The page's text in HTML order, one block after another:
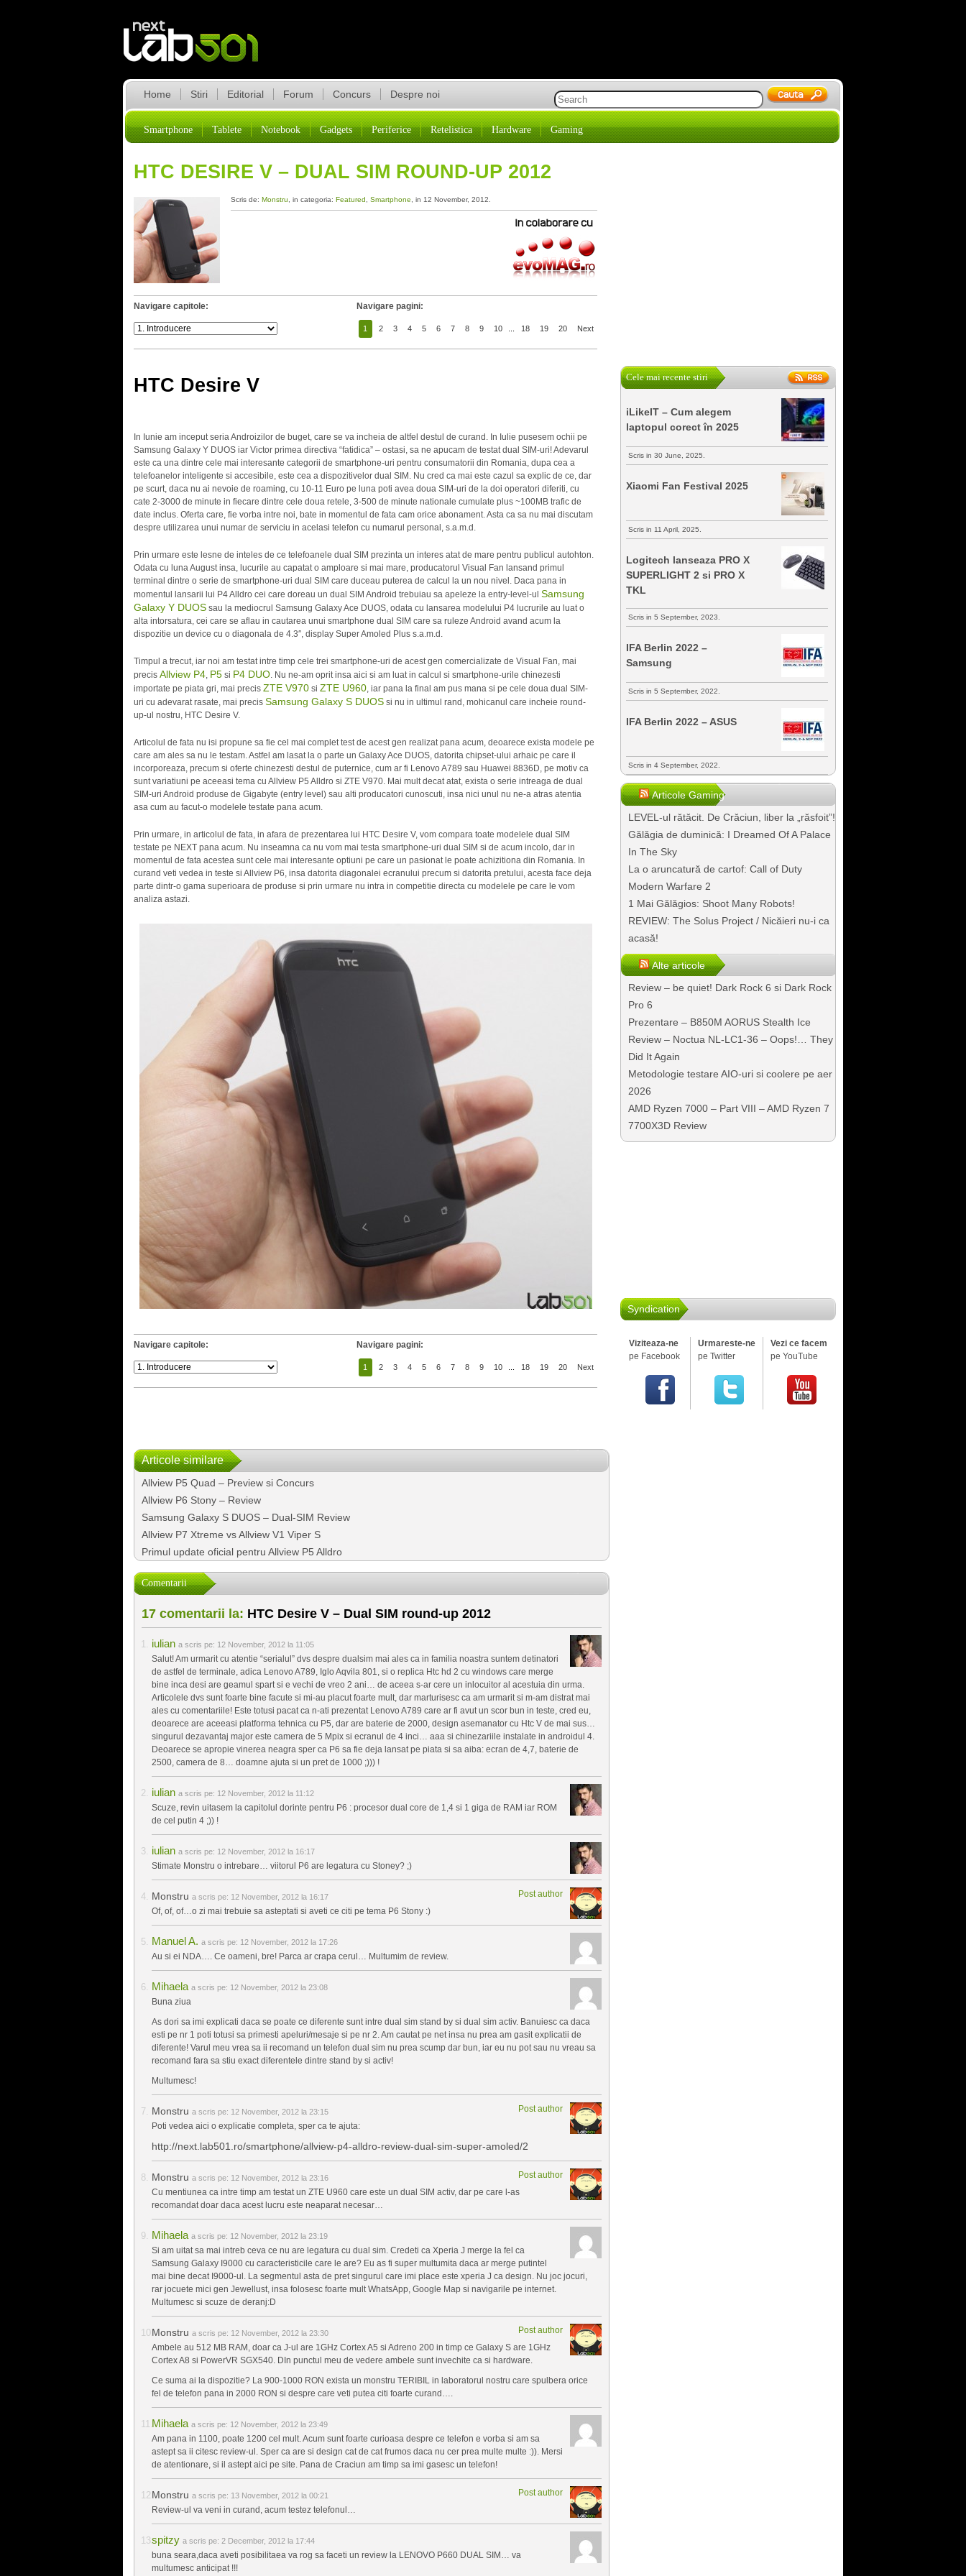
Home Stiri Editorial Forum Concurs Despre noi
Smartphone Tablete Notebook Gadgets Periferice Retelistica Hardware Gaming
HTC DESIRE V – DUAL SIM ROUND-UP 2012
Scris de: Monstru , in categoria: Featured Smartphone , in 12 November, 2012.
Navigare capitole: Navigare pagini:
1 2 3 4 5 6 7 8 9 10 18 19 20 Next
HTC Desire V
In Iunie am inceput seria Androizilor de buget, care se va incheia de altfel destul de curand. In Iulie pusesem ochii pe
Samsung Galaxy Y DUOS iar Victor primea directiva “fatidica” – ostasi, sa ne apucam de testat dual SIM-uri! Adevarul
este ca una dintre cele mai interesante categorii de smartphone-uri pentru consumatorii din Romania, dupa cea a
telefoanelor inteligente si accesibile, este cea a dispozitivelor dual SIM. Nu cred ca mai este cazul sa explic de ce, dar
pe scurt, daca nu ai nevoie de roaming, cu 10-11 Euro pe luna poti avea doua SIM-uri de la doi operatori diferiti, cu
cate 2-3000 de minute in fiecare dintre cele doua retele, 3-500 de minute nationale cumulate plus ~100MB trafic de
date inclus. Oferta care, fie vorba intre noi, bate in momentul de fata cam orice abonament. Asta ca sa nu mai discutam
despre utilizarea unui numar de serviciu in acelasi telefon cu numarul personal, s.a.m.d.
Prin urmare este lesne de inteles de ce telefoanele dual SIM prezinta un interes atat de mare pentru publicul autohton.
Odata cu luna August insa, lucurile au capatat o amploare si mai mare, producatorul Visual Fan lansand primul
terminal dintre o serie de smartphone-uri dual SIM care duceau puterea de calcul la un nou nivel. Daca pana in
momentul lansarii lui P4 Alldro cei care doreau un dual SIM Android trebuiau sa apeleze la entry-level-ul Samsung
Galaxy Y DUOS sau la mediocrul Samsung Galaxy Ace DUOS, odata cu lansarea modelului P4 lucrurile au luat o
alta intorsatura, cei care se aflau in cautarea unui smartphone dual SIM care sa ruleze Android avand acum la
dispozitie un device cu o diagonala de 4.3″, display Super Amoled Plus s.a.m.d.
Timpul a trecut, iar noi am testat intre timp cele trei smartphone-uri de acest gen comercializate de Visual Fan, mai
precis Allview P4 P5 si P4 DUO . Nu ne-am oprit insa aici si am luat in calcul si smartphone-urile chinezesti
importate pe piata gri, mai precis ZTE V970 si ZTE U960 , iar pana la final am pus mana si pe cele doua dual SIM-
uri cu adevarat rasate, mai precis Samsung Galaxy S DUOS si nu in ultimul rand, mohicanul care incheie round-
up-ul nostru, HTC Desire V.
Articolul de fata nu isi propune sa fie cel mai complet test de acest gen realizat pana acum, deoarece exista modele pe
care am ales sa nu le testam. Astfel am lasat la o parte un Galaxy Ace DUOS, datorita chipset-ului arhaic pe care il
incorporeaza, precum si oferte chinezesti destul de puternice, cum ar fi Lenovo A789 sau Huawei 8836D, pe motiv ca
sunt variatiuni pe aceeasi tema cu Allview P5 Alldro si ZTE V970. Mai mult decat atat, exista o serie intreaga de dual
SIM-uri Android produse de Gigabyte (entry level) sau alti producatori cunoscuti, insa nici unul nu ne-a atras atentia
asa cum au facut-o modelele testate pana acum.
Prin urmare, in articolul de fata, in afara de prezentarea lui HTC Desire V, vom compara toate modelele dual SIM
testate pe NEXT pana acum. Nu inseamna ca nu vom mai testa smartphone-uri dual SIM si de acum incolo, dar in
momentul de fata acestea sunt cele mai interesante optiuni pe care un pasionat le poate achizitiona din Romania. In
curand veti vedea in teste si Allview P6, insa datorita diagonalei ecranului precum si datorita pretului, acesta face deja
parte dintr-o gama superioara de produse si prin urmare nu intra in competitie directa cu modelele pe care le vom
analiza astazi.
Navigare capitole: Navigare pagini:
1 2 3 4 5 6 7 8 9 10 18 19 20 Next
Articole similare
Allview P5 Quad – Preview si Concurs
Allview P6 Stony – Review
Samsung Galaxy S DUOS – Dual-SIM Review
Allview P7 Xtreme vs Allview V1 Viper S
Primul update oficial pentru Allview P5 Alldro
Comentarii
17 comentarii la: HTC Desire V – Dual SIM round-up 2012
iulian a scris pe: 12 November, 2012 la 11:05
Salut! Am urmarit cu atentie “serialul” dvs despre dualsim mai ales ca in familia noastra suntem detinatori
de astfel de terminale, adica Lenovo A789, Iglo Aqvila 801, si o replica Htc hd 2 cu windows care merge
bine inca desi are geamul spart si e vechi de vreo 2 ani… de aceea s-ar cere un inlocuitor al acestuia din urma.
Articolele dvs sunt foarte bine facute si mi-au placut foarte mult, dar marturisesc ca am urmarit si m-am distrat mai
ales cu comentariile! Este totusi pacat ca n-ati prezentat Lenovo A789 care ar fi avut un scor bun in teste, cred eu,
deoarece are aceeasi platforma tehnica cu P5, dar are baterie de 2000, design asemanator cu Htc V de mai sus…
singurul dezavantaj major este camera de 5 Mpix si ecranul de 4 inci… aaa si chinezariile instalate in androidul 4.
Deoarece se apropie vinerea neagra sper ca P6 sa fie deja lansat pe piata si sa aiba: ecran de 4,7, baterie de
2500, camera de 8… doamne ajuta si un pret de 1000 ;))) !
iulian a scris pe: 12 November, 2012 la 11:12
Scuze, revin uitasem la capitolul dorinte pentru P6 : procesor dual core de 1,4 si 1 giga de RAM iar ROM
de cel putin 4 ;)) !
iulian a scris pe: 12 November, 2012 la 16:17
Stimate Monstru o intrebare… viitorul P6 are legatura cu Stoney? ;)
Monstru Post author
a scris pe: 12 November, 2012 la 16:17
Of, of, of…o zi mai trebuie sa asteptati si aveti ce citi pe tema P6 Stony :)
Manuel A. a scris pe: 12 November, 2012 la 17:26
Au si ei NDA…. Ce oameni, bre! Parca ar crapa cerul… Multumim de review.
Mihaela a scris pe: 12 November, 2012 la 23:08
Buna ziua
As dori sa imi explicati daca se poate ce diferente sunt intre dual sim stand by si dual sim activ. Banuiesc ca daca
esti pe nr 1 poti totusi sa primesti apeluri/mesaje si pe nr 2. Am cautat pe net insa nu prea am gasit explicatii de
diferente! Varul meu vrea sa ii recomand un telefon dual sim nu prea scump dar bun, iar eu nu pot sau nu vreau sa
recomand fara sa stiu exact diferentele dintre stand by si activ!
Multumesc!
Monstru Post author
a scris pe: 12 November, 2012 la 23:15
Poti vedea aici o explicatie completa, sper ca te ajuta:
http://next.lab501.ro/smartphone/allview-p4-alldro-review-dual-sim-super-amoled/2
Monstru Post author
a scris pe: 12 November, 2012 la 23:16
Cu mentiunea ca intre timp am testat un ZTE U960 care este un dual SIM activ, dar pe care l-as
recomandat doar daca acest lucru este neaparat necesar…
Mihaela a scris pe: 12 November, 2012 la 23:19
Si am uitat sa mai intreb ceva ce nu are legatura cu dual sim. Credeti ca Xperia J merge la fel ca
Samsung Galaxy I9000 cu caracteristicile care le are? Eu as fi super multumita daca ar merge putintel
mai bine decat I9000-ul. La segmentul asta de pret singurul care imi place este xperia J ca design. Nu joc jocuri,
rar jocuete mici gen Jewellust, insa folosesc foarte mult WhatsApp, Google Map si navigarile pe internet.
Multumesc si scuze de deranj:D
Monstru Post author
a scris pe: 12 November, 2012 la 23:30
Ambele au 512 MB RAM, doar ca J-ul are 1GHz Cortex A5 si Adreno 200 in timp ce Galaxy S are 1GHz
Cortex A8 si PowerVR SGX540. DIn punctul meu de vedere ambele sunt invechite ca si hardware.
Ce suma ai la dispozitie? La 900-1000 RON exista un monstru TERIBIL in laboratorul nostru care spulbera orice
fel de telefon pana in 2000 RON si despre care veti putea citi foarte curand….
Mihaela a scris pe: 12 November, 2012 la 23:49
Am pana in 1100, poate 1200 cel mult. Acum sunt foarte curioasa despre ce telefon e vorba si am sa
astept sa ii citesc review-ul. Sper ca are si design cat de cat frumos daca nu cer prea multe multe :)). Mersi
de atentionare, si il astept aici pe site. Pana de Craciun am timp sa imi gasesc un telefon!
Monstru Post author
a scris pe: 13 November, 2012 la 00:21
Review-ul va veni in curand, acum testez telefonul…
spitzy a scris pe: 2 December, 2012 la 17:44
buna seara,daca aveti posibilitaea va rog sa faceti un review la LENOVO P660 DUAL SIM… va
multumesc anticipat !!!
Cele mai recente stiri
iLikeIT – Cum alegem
laptopul corect în 2025
Scris in 30 June, 2025.
Xiaomi Fan Festival 2025
Scris in 11 April, 2025.
Logitech lanseaza PRO X
SUPERLIGHT 2 si PRO X
TKL
Scris in 5 September, 2023.
IFA Berlin 2022 –
Samsung
Scris in 5 September, 2022.
IFA Berlin 2022 – ASUS
Scris in 4 September, 2022.
Articole Gaming
LEVEL-ul rătăcit. De Crăciun, liber la „răsfoit”!
Gălăgia de duminică: I Dreamed Of A Palace
In The Sky
La o aruncatură de cartof: Call of Duty
Modern Warfare 2
1 Mai Gălăgios: Shoot Many Robots!
REVIEW: The Solus Project / Nicăieri nu-i ca
acasă!
Alte articole
Review – be quiet! Dark Rock 6 si Dark Rock
Pro 6
Prezentare – B850M AORUS Stealth Ice
Review – Noctua NL-LC1-36 – Oops!… They
Did It Again
Metodologie testare AIO-uri si coolere pe aer
2026
AMD Ryzen 7000 – Part VIII – AMD Ryzen 7
7700X3D Review
Syndication
Viziteaza-ne
pe Facebook
Urmareste-ne
pe Twitter
Vezi ce facem
pe YouTube